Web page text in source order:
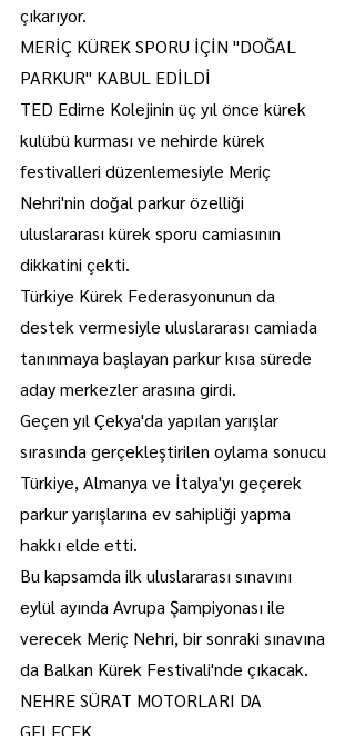
çıkarıyor.
MERİÇ KÜREK SPORU İÇİN "DOĞAL
PARKUR" KABUL EDİLDİ
TED Edirne Kolejinin üç yıl önce kürek
kulübü kurması ve nehirde kürek
festivalleri düzenlemesiyle Meriç
Nehri'nin doğal parkur özelliği
uluslararası kürek sporu camiasının
dikkatini çekti.
Türkiye Kürek Federasyonunun da
destek vermesiyle uluslararası camiada
tanınmaya başlayan parkur kısa sürede
aday merkezler arasına girdi.
Geçen yıl Çekya'da yapılan yarışlar
sırasında gerçekleştirilen oylama sonucu
Türkiye, Almanya ve İtalya'yı geçerek
parkur yarışlarına ev sahipliği yapma
hakkı elde etti.
Bu kapsamda ilk uluslararası sınavını
eylül ayında Avrupa Şampiyonası ile
verecek Meriç Nehri, bir sonraki sınavına
da Balkan Kürek Festivali'nde çıkacak.
NEHRE SÜRAT MOTORLARI DA
GELECEK